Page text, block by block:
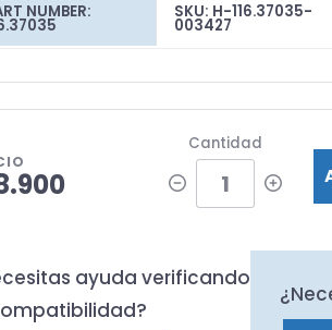
NUMBER: SKU: H-116.37035-
003427
Cantidad
ayuda verificando